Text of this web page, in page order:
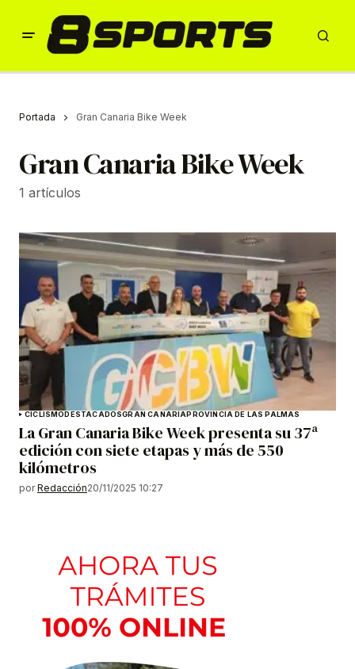
Portada Gran Canaria Bike Week
Gran Canaria Bike Week
1 artículos
CICLISMODESTACADOSGRAN CANARIAPROVINCIA DE LAS PALMAS
La Gran Canaria Bike Week presenta su 37ª
edición con siete etapas y más de 550
kilómetros
por Redacción20/11/2025 10:27